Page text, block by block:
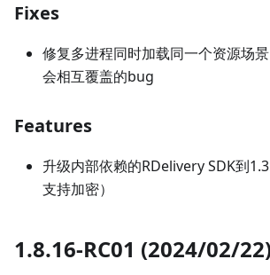
Fixes
修复多进程同时加载同一个资源场
会相互覆盖的bug
Features
升级内部依赖的RDelivery SDK到
支持加密）
1.8.16-RC01 (2024/02/